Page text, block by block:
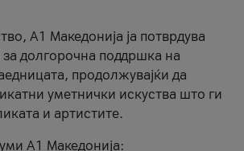
A1 Македонија ја потврдува
за долгорочна поддршка на
продолжувајќи да
уметнички искуства што ги
и артистите.
А1 Македонија: